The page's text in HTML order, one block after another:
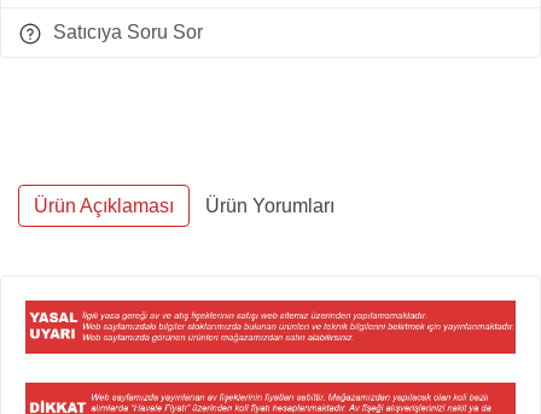
Satıcıya Soru Sor
Ürün Açıklaması Ürün Yorumları